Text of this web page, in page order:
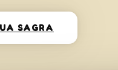
SAGRA